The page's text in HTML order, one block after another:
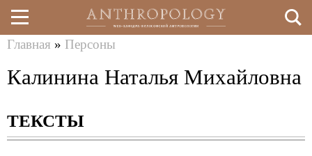
Перейти
к
содержанию
здесь
Главная » Персоны
Калинина Наталья Михайловна
ТЕКСТЫ